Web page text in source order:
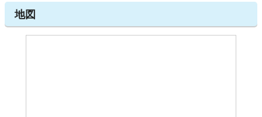
地図